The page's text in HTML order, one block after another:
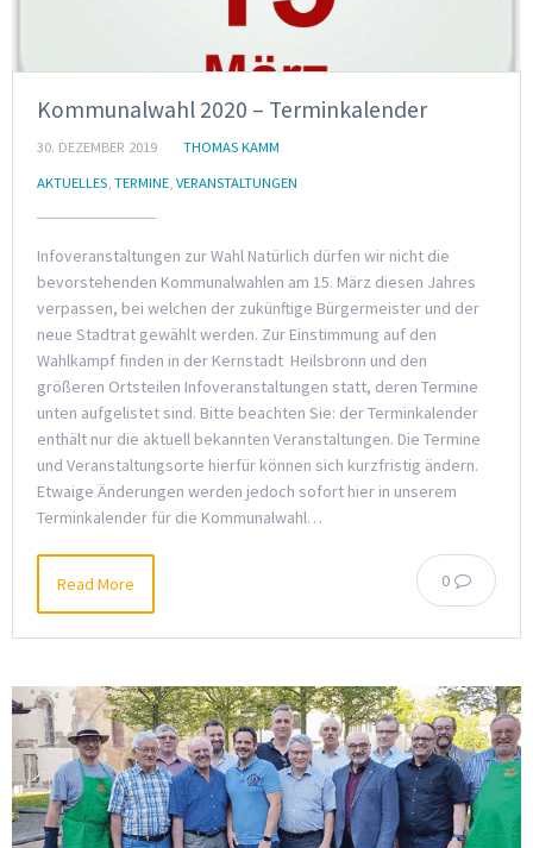
Kommunalwahl 2020 – Terminkalender
30. DEZEMBER 2019
THOMAS KAMM
AKTUELLES TERMINE VERANSTALTUNGEN
Infoveranstaltungen zur Wahl Natürlich dürfen wir nicht die
bevorstehenden Kommunalwahlen am 15. März diesen Jahres
verpassen, bei welchen der zukünftige Bürgermeister und der
neue Stadtrat gewählt werden. Zur Einstimmung auf den
Wahlkampf finden in der Kernstadt Heilsbronn und den
größeren Ortsteilen Infoveranstaltungen statt, deren Termine
unten aufgelistet sind. Bitte beachten Sie: der Terminkalender
enthält nur die aktuell bekannten Veranstaltungen. Die Termine
und Veranstaltungsorte hierfür können sich kurzfristig ändern.
Etwaige Änderungen werden jedoch sofort hier in unserem
Terminkalender für die Kommunalwahl…
0
Read More